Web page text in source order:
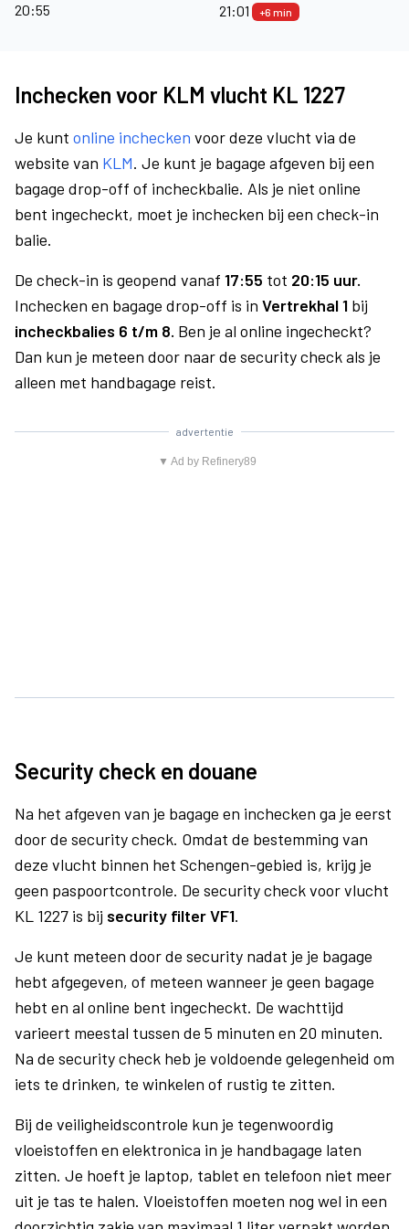
20:55 21:01 +6 min
Inchecken voor KLM vlucht KL 1227
Je kunt online inchecken voor deze vlucht via de
website van KLM. Je kunt je bagage afgeven bij een
bagage drop-off of incheckbalie. Als je niet online
bent ingecheckt, moet je inchecken bij een check-in
balie.
De check-in is geopend vanaf 17:55 tot 20:15 uur.
Inchecken en bagage drop-off is in Vertrekhal 1 bij
incheckbalies 6 t/m 8. Ben je al online ingecheckt?
Dan kun je meteen door naar de security check als je
alleen met handbagage reist.
advertentie
▼ Ad by Refinery89
Security check en douane
Na het afgeven van je bagage en inchecken ga je eerst
door de security check. Omdat de bestemming van
deze vlucht binnen het Schengen-gebied is, krijg je
geen paspoortcontrole. De security check voor vlucht
KL 1227 is bij security filter VF1.
Je kunt meteen door de security nadat je je bagage
hebt afgegeven, of meteen wanneer je geen bagage
hebt en al online bent ingecheckt. De wachttijd
varieert meestal tussen de 5 minuten en 20 minuten.
Na de security check heb je voldoende gelegenheid om
iets te drinken, te winkelen of rustig te zitten.
Bij de veiligheidscontrole kun je tegenwoordig
vloeistoffen en elektronica in je handbagage laten
zitten. Je hoeft je laptop, tablet en telefoon niet meer
uit je tas te halen. Vloeistoffen moeten nog wel in een